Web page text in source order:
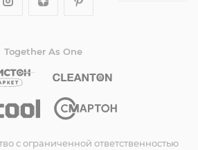
Together As One
с ограниченной ответственностью